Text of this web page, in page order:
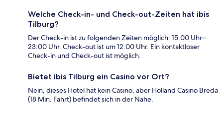
Welche Check-in- und Check-out-Zeiten hat ibis
Tilburg?
Der Check-in ist zu folgenden Zeiten möglich: 15:00 Uhr–
23:00 Uhr. Check-out ist um 12:00 Uhr. Ein kontaktloser
Check-in und Check-out ist möglich.
Bietet ibis Tilburg ein Casino vor Ort?
Nein, dieses Hotel hat kein Casino, aber Holland Casino Breda
(18 Min. Fahrt) befindet sich in der Nähe.